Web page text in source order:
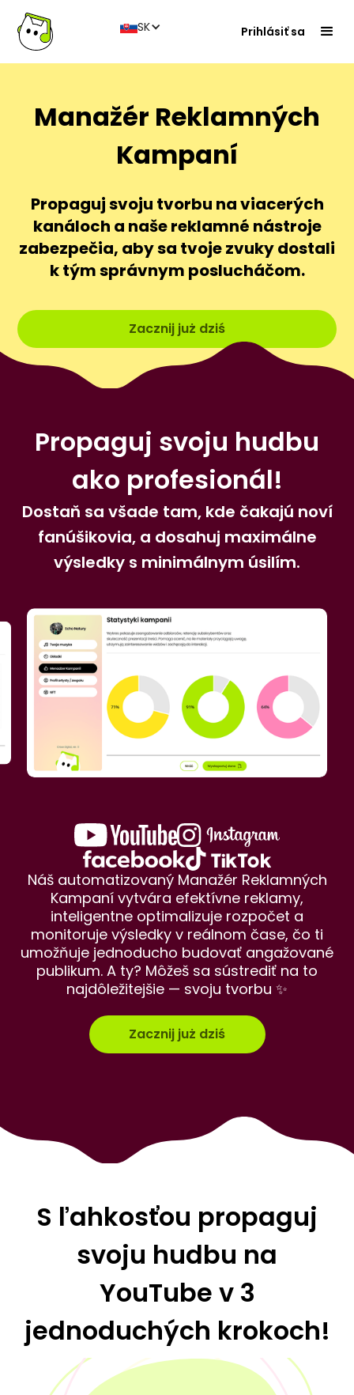
SK Prihlásiť sa
Manažér Reklamných
Kampaní
Propaguj svoju tvorbu na viacerých
kanáloch a naše reklamné nástroje
zabezpečia, aby sa tvoje zvuky dostali
k tým správnym poslucháčom.
Zacznij już dziś
Propaguj svoju hudbu
ako profesionál!
Dostaň sa všade tam, kde čakajú noví
fanúšikovia, a dosahuj maximálne
výsledky s minimálnym úsilím.
Náš automatizovaný Manažér Reklamných
Kampaní vytvára efektívne reklamy,
inteligentne optimalizuje rozpočet a
monitoruje výsledky v reálnom čase, čo ti
umožňuje jednoducho budovať angažované
publikum. A ty? Môžeš sa sústrediť na to
najdôležitejšie — svoju tvorbu ✨
Zacznij już dziś
S ľahkosťou propaguj
svoju hudbu na
YouTube v 3
jednoduchých krokoch!